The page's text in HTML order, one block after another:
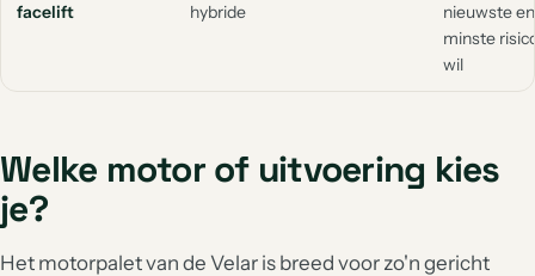
facelift
hybride
nieuwste en
minste
wil
Welke motor of uitvoering kies
je?
Het motorpalet van de Velar is breed voor zo'n gericht